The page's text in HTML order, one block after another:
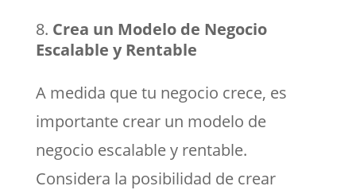
Crea un Modelo de Negocio
Escalable y Rentable
A medida que tu negocio crece, es
importante crear un modelo de
negocio escalable y rentable.
Considera la posibilidad de crear